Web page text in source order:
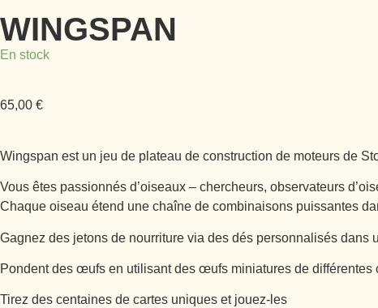
WINGSPAN
En stock
65,00 €
Wingspan est un jeu de plateau de construction de moteurs de
Vous êtes passionnés d’oiseaux – chercheurs, observateurs
Chaque oiseau étend une chaîne de combinaisons puissantes
Gagnez des jetons de nourriture via des dés personnalisés dans
Pondent des œufs en utilisant des œufs miniatures de différentes
Tirez des centaines de cartes uniques et jouez-les